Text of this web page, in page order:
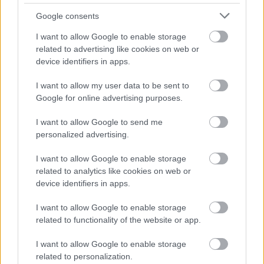
Google consents
I want to allow Google to enable storage
related to advertising like cookies on web or
device identifiers in apps.
I want to allow my user data to be sent to
Google for online advertising purposes.
I want to allow Google to send me
personalized advertising.
I want to allow Google to enable storage
related to analytics like cookies on web or
device identifiers in apps.
I want to allow Google to enable storage
related to functionality of the website or app.
I want to allow Google to enable storage
related to personalization.
erről, mert erre valók az állami intézmények és a
bíróságok”.
Arra a kérdésre, hogy kicsoda ő, ezt válaszolta a
nagyszerű gyerekkel, aki szereti a hazáját és annak
történelmét. Kritikus Európa-párti és konzervatív
liberális vagyok, ha létezik ilyen fogalom.
A szexuális kisebbségekről is megkérdezték
Magyart. Erre azt felelte, hogy „erre a kérdésre a
magyar társadalomnak kell válaszolnia”. Sok
nyilvános vitát tervez kezdeményezni a
választás után, és élne a népszavazás kiírásának